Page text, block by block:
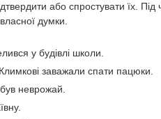
або спростувати їх. Під
думки.
у будівлі школи.
заважали спати пацюки.
неврожай.